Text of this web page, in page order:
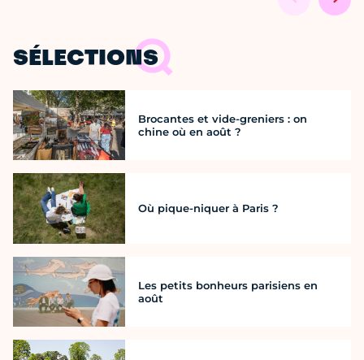
SÉLECTIONS
Brocantes et vide-greniers : on
chine où en août ?
Où pique-niquer à Paris ?
Les petits bonheurs parisiens en
août